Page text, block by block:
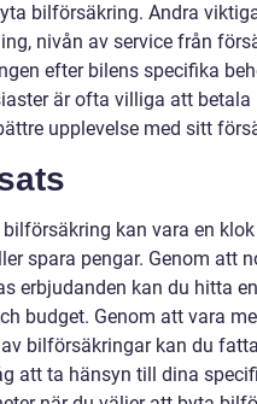
bilförsäkring. Andra
nivån av service från
efter bilens specifika
är ofta villiga att
upplevelse med sitt
kan vara en
spara pengar. Genom att
erbjudanden kan du hitta
budget. Genom att vara
bilförsäkringar kan du
att ta hänsyn till dina